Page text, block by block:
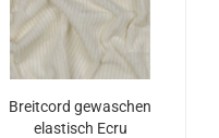
Breitcord gewaschen
elastisch Ecru